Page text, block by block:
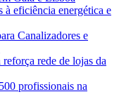
eficiência energética e
Canalizadores e
rede de lojas da
profissionais na